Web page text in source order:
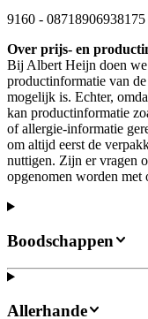
9160 - 08718906938175
Over prijs- en
Bij Albert Heijn doen we
productinformatie van
mogelijk is. Echter,
kan productinformatie
of allergie-informatie
om altijd eerst de
nuttigen. Zijn er vragen
opgenomen worden met
Boodschappen
Allerhande